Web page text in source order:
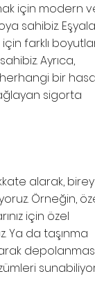
için modern
sahibiz.
için farklı
Ayrıca,
herhangi bir
sigorta
alarak,
Örneğin,
için özel
Ya da taşınma